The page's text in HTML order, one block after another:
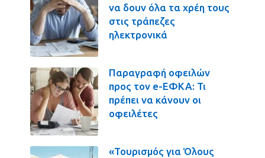
να δουν όλα τα χρέη τους
στις τράπεζες
ηλεκτρονικά
Παραγραφή οφειλών
προς τον e-ΕΦΚΑ: Τι
πρέπει να κάνουν οι
οφειλέτες
«Τουρισμός για Όλους